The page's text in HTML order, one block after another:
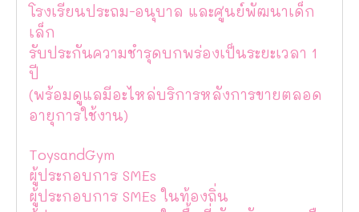
โรงเรียนประถม-อนุบาล และศูนย์พัฒนาเด็ก
เล็ก
รับประกันความชำรุดบกพร่องเป็นระยะเวลา 1
ปี
(พร้อมดูแลมีอะไหล่บริการหลังการขายตลอด
อายุการใช้งาน)
ToysandGym
ผู้ประกอบการ SMEs
ผู้ประกอบการ SMEs ในท้องถิ่น